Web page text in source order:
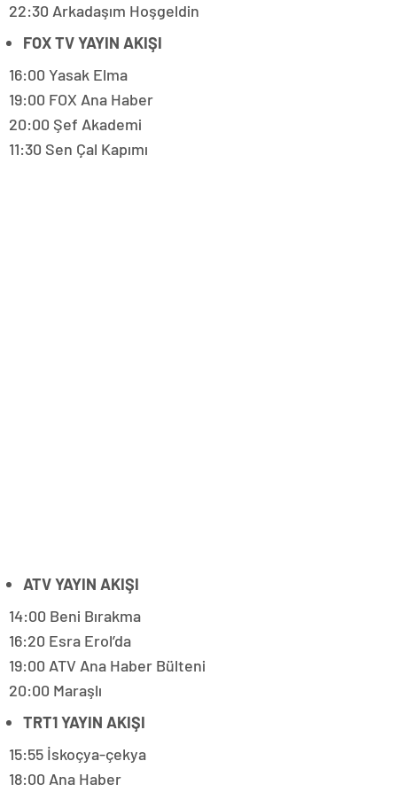
22:30 Arkadaşım Hoşgeldin
FOX TV YAYIN AKIŞI
16:00 Yasak Elma
19:00 FOX Ana Haber
20:00 Şef Akademi
11:30 Sen Çal Kapımı
ATV YAYIN AKIŞI
14:00 Beni Bırakma
16:20 Esra Erol’da
19:00 ATV Ana Haber Bülteni
20:00 Maraşlı
TRT1 YAYIN AKIŞI
15:55 İskoçya-çekya
18:00 Ana Haber